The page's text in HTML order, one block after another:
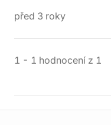
před 3 roky
1 - 1 hodnocení z 1